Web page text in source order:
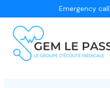
au
contenu
Emergency